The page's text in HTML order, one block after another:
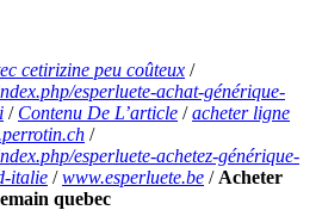
cetirizine peu coûteux /
esperluete-achat-générique-
/ Contenu De L’article /acheter ligne
/
esperluete-achetez-générique-
italie /www.esperluete.be / Acheter
quebec